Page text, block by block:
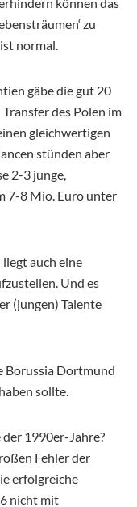
zu
normal.
gäbe die gut 20
des Polen im
gleichwertigen
stünden aber
2-3 junge,
7-8 Mio. Euro unter
liegt auch eine
Und es
(jungen) Talente
Borussia Dortmund
sollte.
1990er-Jahre?
Fehler der
erfolgreiche
nicht mit